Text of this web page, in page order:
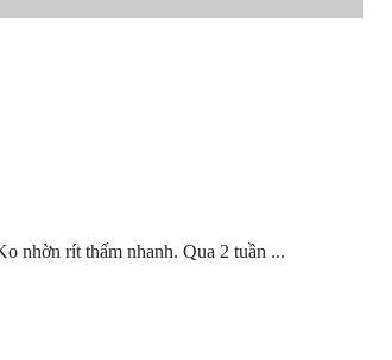
nhờn rít thấm nhanh. Qua 2 tuần ...